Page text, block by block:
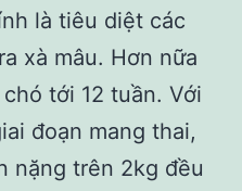
là tiêu diệt các
xà mâu. Hơn nữa
tới 12 tuần. Với
đoạn mang thai,
nặng trên 2kg đều